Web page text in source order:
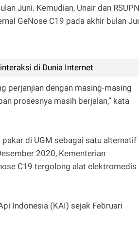
Juni. Kemudian, Unair dan RSUPN
GeNose C19 pada akhir bulan
di Dunia Internet
perjanjian dengan masing-masing
prosesnya masih berjalan,” kata
di UGM sebagai satu alternatif
2020, Kementerian
C19 tergolong alat elektromedis
Indonesia (KAI) sejak Februari